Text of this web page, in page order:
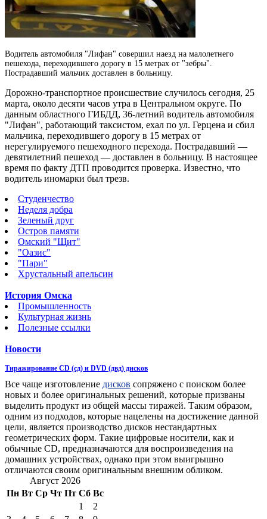
Водитель автомобиля "Лифан" совершил наезд на малолетнего
пешехода, переходившего дорогу в 15 метрах от "зебры".
Пострадавший мальчик доставлен в больницу.
Дорожно-транспортное происшествие случилось сегодня, 25
марта, около десяти часов утра в Центральном округе. По
данным областного ГИБДД, 36-летний водитель автомобиля
"Лифан", работающий таксистом, ехал по ул. Герцена и сбил
мальчика, переходившего дорогу в 15 метрах от
нерегулируемого пешеходного перехода. Пострадавший —
девятилетний пешеход — доставлен в больницу. В настоящее
время по факту ДТП проводится проверка. Известно, что
водитель иномарки был трезв.
Студенчество
Неделя добра
Зеленый друг
Остров памяти
Омский "Щит"
"Оазис"
"Пари"
Хрустальный апельсин
История Омска
Промышленность
Культурная жизнь
Полезные ссылки
Новости
Тиражирование CD (сд) и DVD (двд) дисков
Все чаще изготовление дисков сопряжено с поиском более
новых и более оригинальных решений, которые призваны
выделить продукт из общей массы тиражей. Таким образом,
одним из подходов, которые нацелены на достижение данной
цели, является производство дисков нестандартных
геометрических форм. Такие цифровые носители, как и
обычные CD, предназначаются для воспроизведения на
домашних устройствах, однако при этом выигрышно
отличаются своим оригинальным внешним обликом.
Август 2026
Пн Вт Ср Чт Пт Сб Вс
1
2